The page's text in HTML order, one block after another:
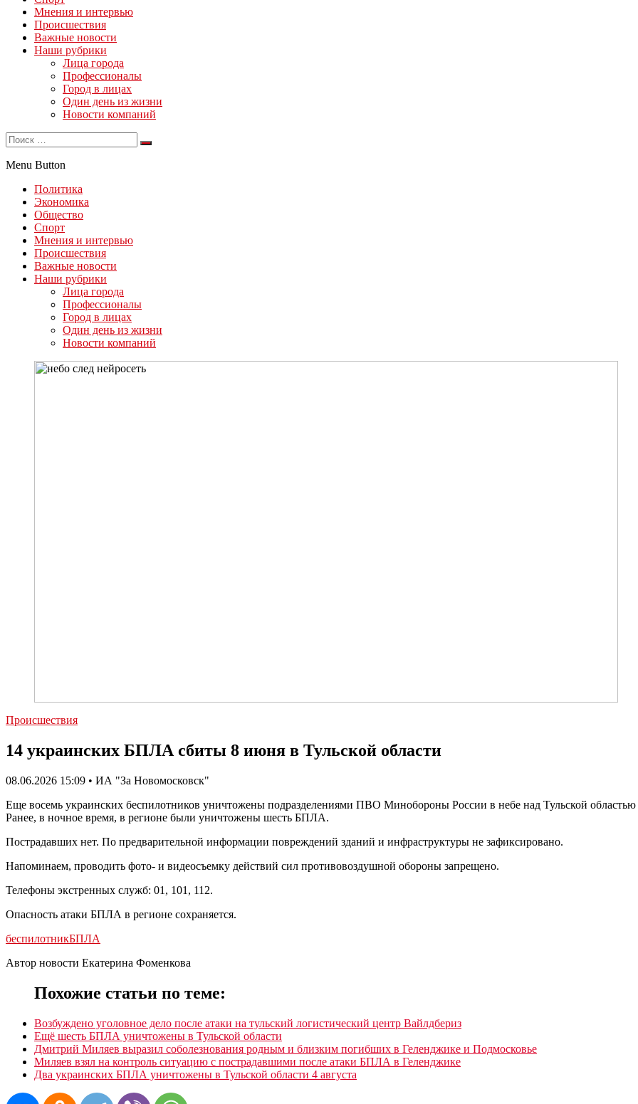
Мнения и интервью
Происшествия
Важные новости
Наши рубрики
Лица города
Профессионалы
Город в лицах
Один день из жизни
Новости компаний
Menu Button
Политика
Экономика
Общество
Спорт
Мнения и интервью
Происшествия
Важные новости
Наши рубрики
Лица города
Профессионалы
Город в лицах
Один день из жизни
Новости компаний
Происшествия
14 украинских БПЛА сбиты 8 июня в Тульской области
08.06.2026 15:09 • ИА "За Новомосковск"
Еще восемь украинских беспилотников уничтожены подразделениями ПВО Минобороны России в небе над Тульской
Ранее, в ночное время, в регионе были уничтожены шесть БПЛА.
Пострадавших нет. По предварительной информации повреждений зданий и инфраструктуры не зафиксировано.
Напоминаем, проводить фото- и видеосъемку действий сил противовоздушной обороны запрещено.
Телефоны экстренных служб: 01, 101, 112.
Опасность атаки БПЛА в регионе сохраняется.
беспилотникБПЛА
Автор новости Екатерина Фоменкова
Похожие статьи по теме:
Возбуждено уголовное дело после атаки на тульский логистический центр Вайлдбериз
Ещë шесть БПЛА уничтожены в Тульской области
Дмитрий Миляев выразил соболезнования родным и близким погибших в Геленджике и Подмосковье
Миляев взял на контроль ситуацию с пострадавшими после атаки БПЛА в Геленджике
Два украинских БПЛА уничтожены в Тульской области 4 августа